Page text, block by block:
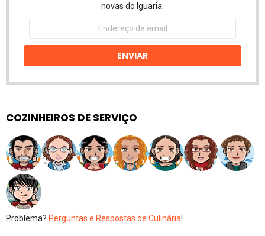
novas do Iguaria.
Endereço
email
ENVIAR
COZINHEIROS DE SERVIÇO
Problema? Perguntas e Respostas de Culinária!